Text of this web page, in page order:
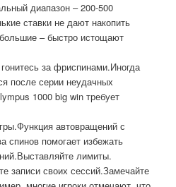
диапазон – 200-500
ставки не дают накопить
– быстро истощают
за фриспинами.Иногда
после серии неудачных
1000 big win требует
автовращений с
спинов помогает избежать
лимиты.
записи своих сессий.Замечайте